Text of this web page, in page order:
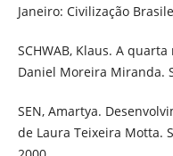
Janeiro: Civilização
SCHWAB, Klaus. A
Daniel Moreira Miranda.
SEN, Amartya.
de Laura Teixeira Motta.